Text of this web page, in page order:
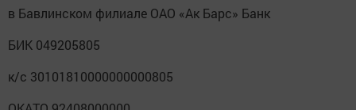
в Бавлинском филиале ОАО «Ак Барс» Банк
БИК 049205805
к/с 30101810000000000805